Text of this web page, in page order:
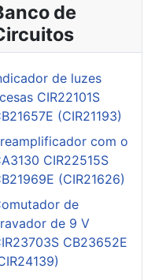
de
de luzes
CIR22101S
(CIR21193)
com o
CIR22515S
(CIR21626)
de
de 9 V
CB23652E